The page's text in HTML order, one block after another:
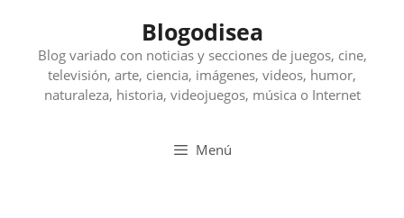
contenido
Blogodisea
Blog variado con noticias y secciones de juegos, cine,
televisión, arte, ciencia, imágenes, videos, humor,
naturaleza, historia, videojuegos, música o Internet
Menú